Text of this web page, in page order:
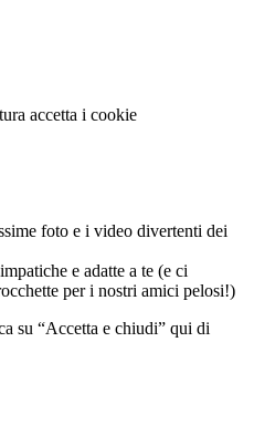
accetta i cookie
foto e i video divertenti dei
e adatte a te (e ci
per i nostri amici pelosi!)
su “Accetta e chiudi” qui di